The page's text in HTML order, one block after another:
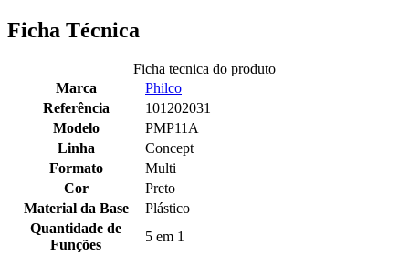
Ficha Técnica
Ficha tecnica do produto
Marca
Philco
Referência
101202031
Modelo
PMP11A
Linha
Concept
Formato
Multi
Cor
Preto
Material da Base
Plástico
Quantidade de
Funções
5 em 1